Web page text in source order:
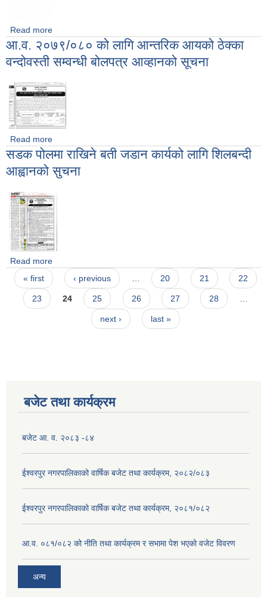
Read more
आ.व. २०७९/०८० को लागि आन्तरिक आयको ठेक्का
वन्दोवस्ती सम्वन्धी बोलपत्र आव्हानको सूचना
Read more
सम्वन्धी बोलपत्र आव्हानको सूचना
सडक पोलमा राखिने बती जडान कार्यको लागि शिलबन्दी
आह्वानको सुचना
Read more
सुचना
Pages
« first ‹ previous … 20 21 22
23 24 25 26 27 28 …
next › last »
बजेट तथा कार्यक्रम
बजेट आ. व. २०८३ -८४
ईश्वरपुर नगरपालिकाको वार्षिक बजेट तथा कार्यक्रम, २०८२/०८३
ईश्वरपुर नगरपालिकाको वार्षिक बजेट तथा कार्यक्रम, २०८१/०८२
आ.व. ०८१/०८२ को नीति तथा कार्यक्रम र सभामा पेश भएको वजेट विवरण
अन्य